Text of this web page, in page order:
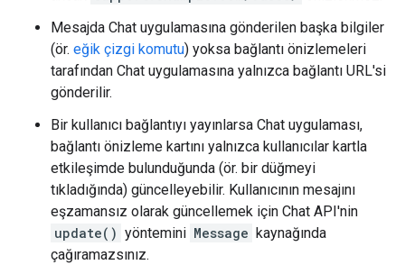
Mesajda Chat uygulamasına gönderilen başka bilgiler
(ör. eğik çizgi komutu) yoksa bağlantı önizlemeleri
tarafından Chat uygulamasına yalnızca bağlantı URL'si
gönderilir.
Bir kullanıcı bağlantıyı yayınlarsa Chat uygulaması,
bağlantı önizleme kartını yalnızca kullanıcılar kartla
etkileşimde bulunduğunda (ör. bir düğmeyi
tıkladığında) güncelleyebilir. Kullanıcının mesajını
eşzamansız olarak güncellemek için Chat API'nin
update() yöntemini Message kaynağında
çağıramazsınız.